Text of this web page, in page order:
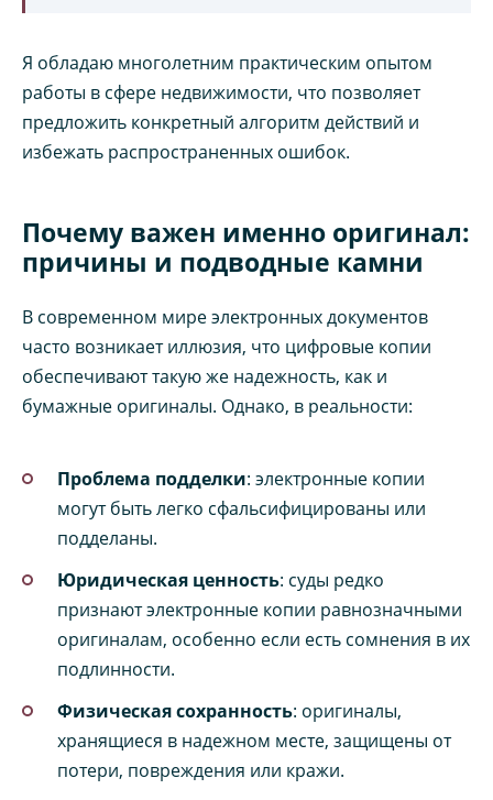
Я обладаю многолетним практическим опытом
работы в сфере недвижимости, что позволяет
предложить конкретный алгоритм действий и
избежать распространенных ошибок.
Почему важен именно оригинал:
причины и подводные камни
В современном мире электронных документов
часто возникает иллюзия, что цифровые копии
обеспечивают такую же надежность, как и
бумажные оригиналы. Однако, в реальности:
Проблема подделки: электронные копии
могут быть легко сфальсифицированы или
подделаны.
Юридическая ценность: суды редко
признают электронные копии равнозначными
оригиналам, особенно если есть сомнения в их
подлинности.
Физическая сохранность: оригиналы,
хранящиеся в надежном месте, защищены от
потери, повреждения или кражи.